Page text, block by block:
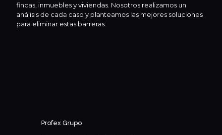
fincas, inmuebles y viviendas. Nosotros realizamos un
análisis de cada caso y planteamos las mejores soluciones
para eliminar estas barreras.
Profex Grupo